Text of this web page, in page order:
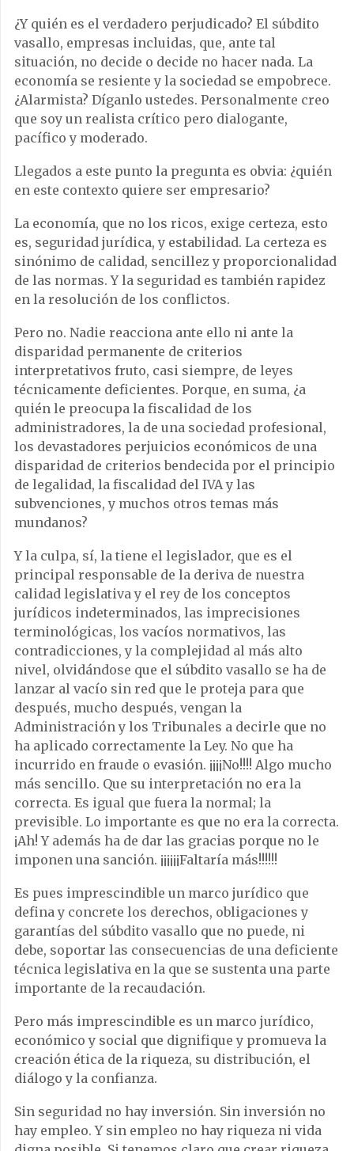
¿Y quién es el verdadero perjudicado? El súbdito
vasallo, empresas incluidas, que, ante tal
situación, no decide o decide no hacer nada. La
economía se resiente y la sociedad se empobrece.
¿Alarmista? Díganlo ustedes. Personalmente creo
que soy un realista crítico pero dialogante,
pacífico y moderado.
Llegados a este punto la pregunta es obvia: ¿quién
en este contexto quiere ser empresario?
La economía, que no los ricos, exige certeza, esto
es, seguridad jurídica, y estabilidad. La certeza es
sinónimo de calidad, sencillez y proporcionalidad
de las normas. Y la seguridad es también rapidez
en la resolución de los conflictos.
Pero no. Nadie reacciona ante ello ni ante la
disparidad permanente de criterios
interpretativos fruto, casi siempre, de leyes
técnicamente deficientes. Porque, en suma, ¿a
quién le preocupa la fiscalidad de los
administradores, la de una sociedad profesional,
los devastadores perjuicios económicos de una
disparidad de criterios bendecida por el principio
de legalidad, la fiscalidad del IVA y las
subvenciones, y muchos otros temas más
mundanos?
Y la culpa, sí, la tiene el legislador, que es el
principal responsable de la deriva de nuestra
calidad legislativa y el rey de los conceptos
jurídicos indeterminados, las imprecisiones
terminológicas, los vacíos normativos, las
contradicciones, y la complejidad al más alto
nivel, olvidándose que el súbdito vasallo se ha de
lanzar al vacío sin red que le proteja para que
después, mucho después, vengan la
Administración y los Tribunales a decirle que no
ha aplicado correctamente la Ley. No que ha
incurrido en fraude o evasión. ¡¡¡¡No!!!! Algo mucho
más sencillo. Que su interpretación no era la
correcta. Es igual que fuera la normal; la
previsible. Lo importante es que no era la correcta.
¡Ah! Y además ha de dar las gracias porque no le
imponen una sanción. ¡¡¡¡¡¡Faltaría más!!!!!!
Es pues imprescindible un marco jurídico que
defina y concrete los derechos, obligaciones y
garantías del súbdito vasallo que no puede, ni
debe, soportar las consecuencias de una deficiente
técnica legislativa en la que se sustenta una parte
importante de la recaudación.
Pero más imprescindible es un marco jurídico,
económico y social que dignifique y promueva la
creación ética de la riqueza, su distribución, el
diálogo y la confianza.
Sin seguridad no hay inversión. Sin inversión no
hay empleo. Y sin empleo no hay riqueza ni vida